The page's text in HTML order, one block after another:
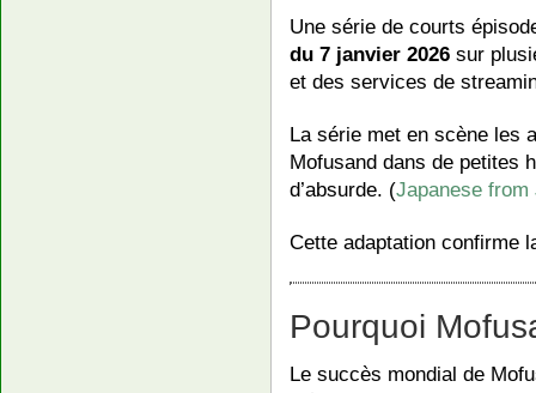
Une série de courts
du 7 janvier 2026 sur
et des services de
La série met en scène les
Mofusand dans de petites
d’absurde. (Japanese
Cette adaptation confirme
Pourquoi
Le succès mondial de